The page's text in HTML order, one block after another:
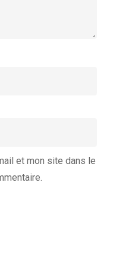
et mon site dans le